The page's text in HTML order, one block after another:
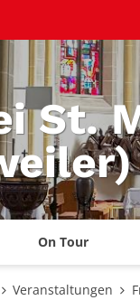
St.
On Tour
Veranstaltungen